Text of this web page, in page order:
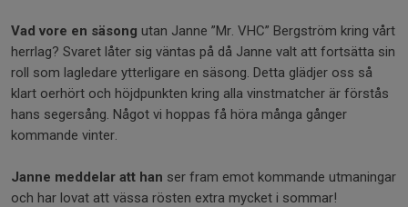
Vad vore en säsong utan Janne ”Mr. VHC” Bergström kring vårt
herrlag? Svaret låter sig väntas på då Janne valt att fortsätta sin
roll som lagledare ytterligare en säsong. Detta glädjer oss så
klart oerhört och höjdpunkten kring alla vinstmatcher är förstås
hans segersång. Något vi hoppas få höra många gånger
kommande vinter.
Janne meddelar att han ser fram emot kommande utmaningar
och har lovat att vässa rösten extra mycket i sommar!